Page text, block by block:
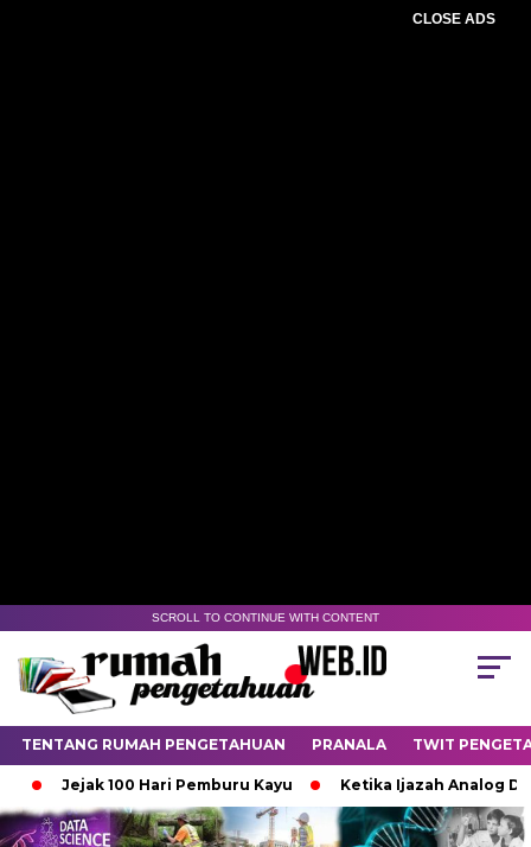
CLOSE ADS
SCROLL TO CONTINUE WITH CONTENT
TENTANG RUMAH PENGETAHUAN PRANALA TWIT
Jejak 100 Hari Pemburu Kayu Ketika Ijazah Analog